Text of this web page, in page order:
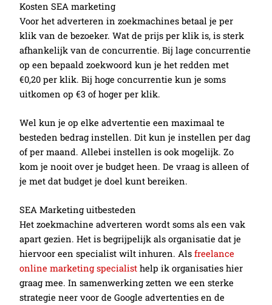
Kosten SEA marketing
Voor het adverteren in zoekmachines betaal je per
klik van de bezoeker. Wat de prijs per klik is, is sterk
afhankelijk van de concurrentie. Bij lage concurrentie
op een bepaald zoekwoord kun je het redden met
€0,20 per klik. Bij hoge concurrentie kun je soms
uitkomen op €3 of hoger per klik.
Wel kun je op elke advertentie een maximaal te
besteden bedrag instellen. Dit kun je instellen per dag
of per maand. Allebei instellen is ook mogelijk. Zo
kom je nooit over je budget heen. De vraag is alleen of
je met dat budget je doel kunt bereiken.
SEA Marketing uitbesteden
Het zoekmachine adverteren wordt soms als een vak
apart gezien. Het is begrijpelijk als organisatie dat je
hiervoor een specialist wilt inhuren. Alsfreelance
online marketing specialist help ik organisaties hier
graag mee. In samenwerking zetten we een sterke
strategie neer voor de Google advertenties en de